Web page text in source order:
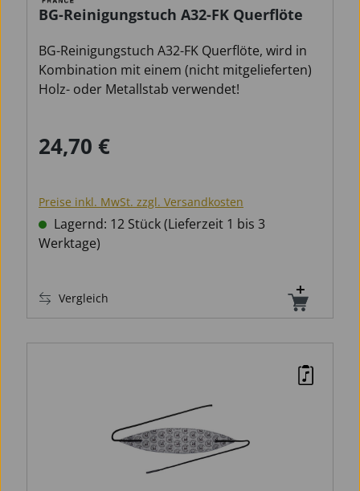
BG-Reinigungstuch A32-FK Querflöte
BG-Reinigungstuch A32-FK Querflöte, wird in
Kombination mit einem (nicht mitgelieferten)
Holz- oder Metallstab verwendet!
Regulärer Preis:
24,70 €
Preise inkl. MwSt. zzgl. Versandkosten
Lagernd: 12 Stück (Lieferzeit 1 bis 3
Werktage)
Vergleich